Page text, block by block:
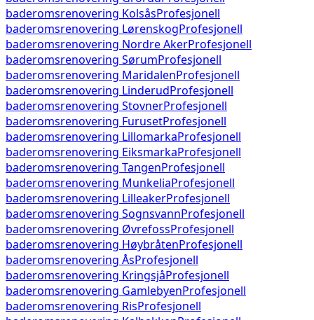
baderomsrenovering KolsåsProfesjonell
baderomsrenovering LørenskogProfesjonell
baderomsrenovering Nordre AkerProfesjonell
baderomsrenovering SørumProfesjonell
baderomsrenovering MaridalenProfesjonell
baderomsrenovering LinderudProfesjonell
baderomsrenovering StovnerProfesjonell
baderomsrenovering FurusetProfesjonell
baderomsrenovering LillomarkaProfesjonell
baderomsrenovering EiksmarkaProfesjonell
baderomsrenovering TangenProfesjonell
baderomsrenovering MunkeliaProfesjonell
baderomsrenovering LilleakerProfesjonell
baderomsrenovering SognsvannProfesjonell
baderomsrenovering ØvrefossProfesjonell
baderomsrenovering HøybråtenProfesjonell
baderomsrenovering ÅsProfesjonell
baderomsrenovering KringsjåProfesjonell
baderomsrenovering GamlebyenProfesjonell
baderomsrenovering RisProfesjonell